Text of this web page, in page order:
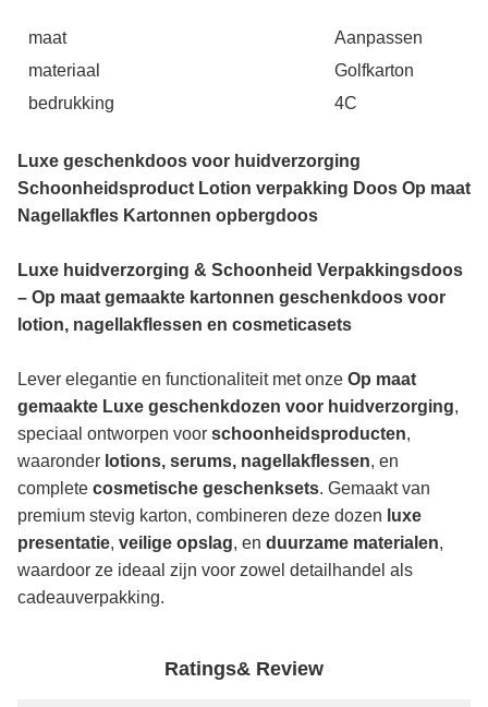
maat
Aanpassen
materiaal
Golfkarton
bedrukking
4C
Luxe geschenkdoos voor huidverzorging
Schoonheidsproduct Lotion verpakking Doos Op maat
Nagellakfles Kartonnen opbergdoos
Luxe huidverzorging & Schoonheid Verpakkingsdoos
– Op maat gemaakte kartonnen geschenkdoos voor
lotion, nagellakflessen en cosmeticasets
Lever elegantie en functionaliteit met onze Op maat
gemaakte Luxe geschenkdozen voor huidverzorging,
speciaal ontworpen voor schoonheidsproducten,
waaronder lotions, serums, nagellakflessen, en
complete cosmetische geschenksets. Gemaakt van
premium stevig karton, combineren deze dozen luxe
presentatie, veilige opslag, en duurzame materialen,
waardoor ze ideaal zijn voor zowel detailhandel als
cadeauverpakking.
Ratings& Review